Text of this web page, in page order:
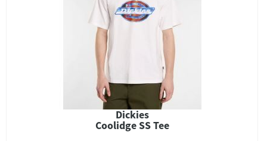
Dickies
Coolidge SS Tee